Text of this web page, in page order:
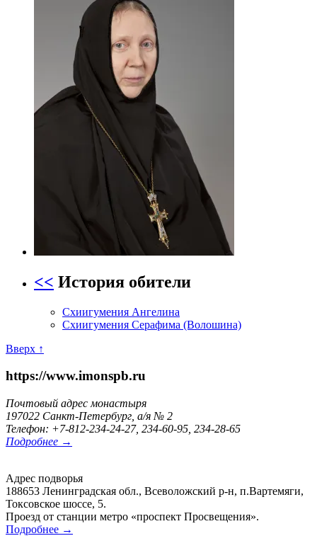
<< История обители
Схиигумения Ангелина
Схиигумения Серафима (Волошина)
Вверх ↑
https://www.imonspb.ru
Почтовый адрес монастыря
197022 Санкт-Петербург, а/я № 2
Телефон: +7-812-234-24-27, 234-60-95, 234-28-65
Подробнее →
Адрес подворья
188653 Ленинградская обл., Всеволожский р-н, п.Вартемяги,
Токсовское шоссе, 5.
Проезд от станции метро «проспект Просвещения».
Подробнее →